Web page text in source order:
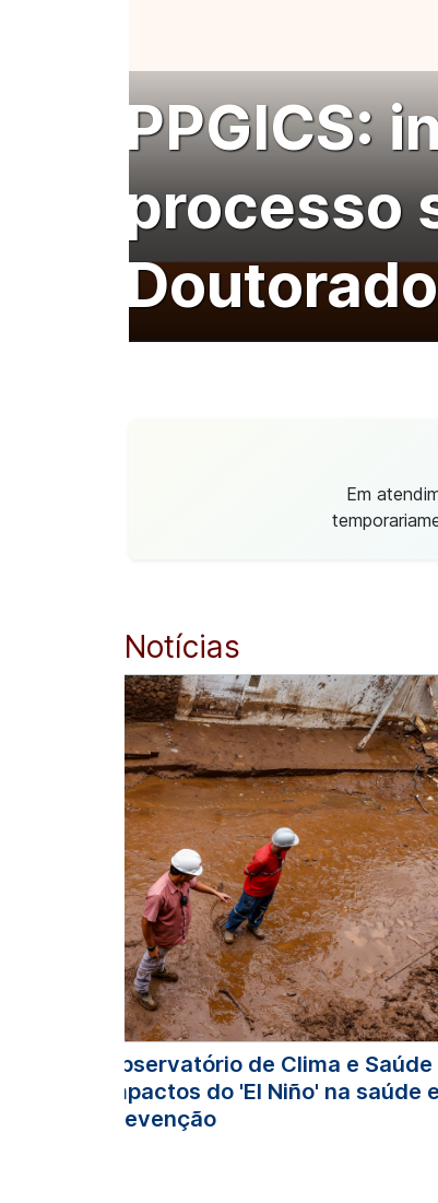
PPGICS:
processo
Em
Notícias
Observatório de Clima e
impactos do 'El Niño' na
prevenção